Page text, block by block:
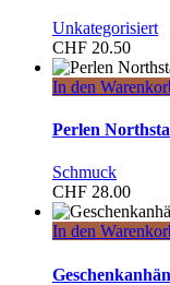
Unkategorisiert
CHF 20.50
In den
Perlen
Schmuck
CHF 28.00
In den